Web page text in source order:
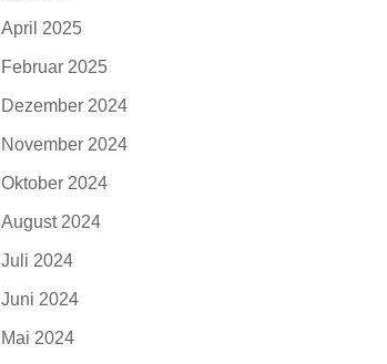
April 2025
Februar 2025
Dezember 2024
November 2024
Oktober 2024
August 2024
Juli 2024
Juni 2024
Mai 2024